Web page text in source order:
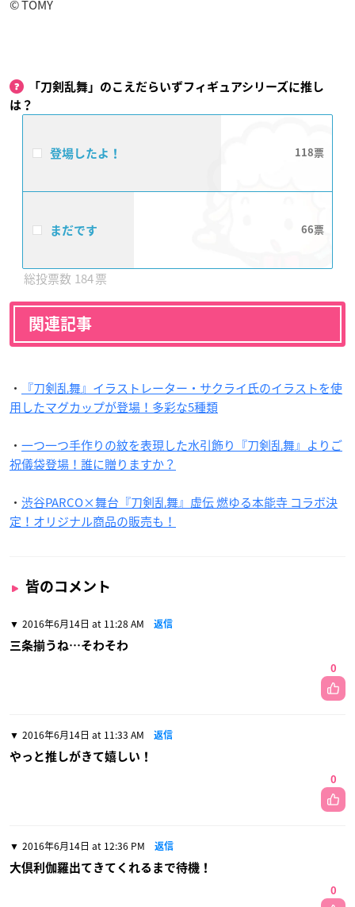
© TOMY
「刀剣乱舞」のこえだらいずフィギュアシリーズに推し
は？
登場したよ！ 118
まだです 66
184
関連記事
・
『刀剣乱舞』イラストレーター・サクライ氏のイラストを使
用したマグカップが登場！多彩な5種類
・ 一つ一つ手作りの紋を表現した水引飾り『刀剣乱舞』よりご
祝儀袋登場！誰に贈りますか？
・ 渋谷PARCO×舞台『刀剣乱舞』虚伝 燃ゆる本能寺 コラボ決
定！オリジナル商品の販売も！
皆のコメント
2016年6月14日 at 11:28 AM 返信
三条揃うね…そわそわ
0
2016年6月14日 at 11:33 AM 返信
やっと推しがきて嬉しい！
0
2016年6月14日 at 12:36 PM 返信
大倶利伽羅出てきてくれるまで待機！
0